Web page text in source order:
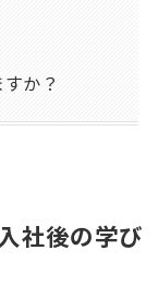
か？
社後の学び